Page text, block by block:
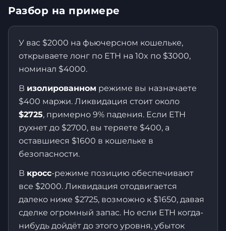
Разбор на примере
У вас $2000 на фьючерсном кошельке,
открываете лонг по ETH на 10x по $3000,
номинал $4000.
В изолированном режиме вы назначаете
$400 маржи. Ликвидация стоит около
$2725, примерно 9% падения. Если ETH
рухнет до $2700, вы теряете $400, а
оставшиеся $1600 в кошельке в
безопасности.
В кросс-режиме позицию обеспечивают
все $2000. Ликвидация отодвигается
далеко ниже $2725, возможно к $1650, давая
сделке огромный запас. Но если ETH когда-
нибудь дойдёт до этого уровня, убыток